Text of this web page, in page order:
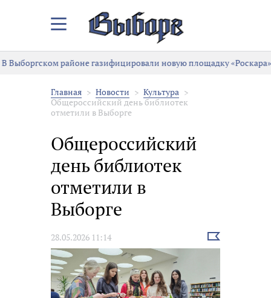
Закрыть/
меню
В Выборгском районе газифицировали новую площадку «Роскара»
Главная Новости
Культура
Общероссийский день библиотек
отметили в Выборге
Общероссийский
день библиотек
отметили в
Выборге
28.05.2026 11:14
Выбрать
новость